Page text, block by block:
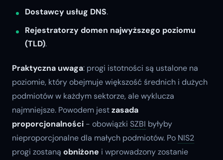
Dostawcy usług DNS.
Rejestratorzy domen najwyższego poziomu
(TLD).
Praktyczna uwaga: progi istotności są ustalone na
poziomie, który obejmuje większość średnich i dużych
podmiotów w każdym sektorze, ale wyklucza
najmniejsze. Powodem jestzasada
proporcjonalności - obowiązki SZBI byłyby
nieproporcjonalne dla małych podmiotów. Po NIS2
progi zostaną obniżone i wprowadzony zostanie